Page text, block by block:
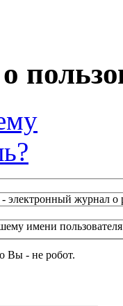
электронный журнал
имени
Вы - не робот.